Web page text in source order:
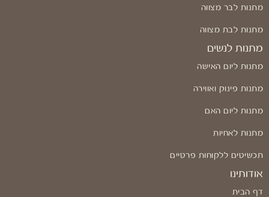
מתנות לבר מצווה
מתנות לבת מצווה
מתנות לנשים
מתנות ליום האישה
מתנות פינוק ואווירה
מתנות ליום האם
מתנות לאחיות
תכשיטים ללקוחות פרטיים
אודותינו
דף הבית